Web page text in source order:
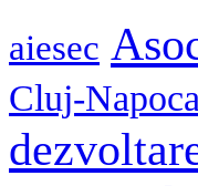
aiesec
Cluj-Napoca